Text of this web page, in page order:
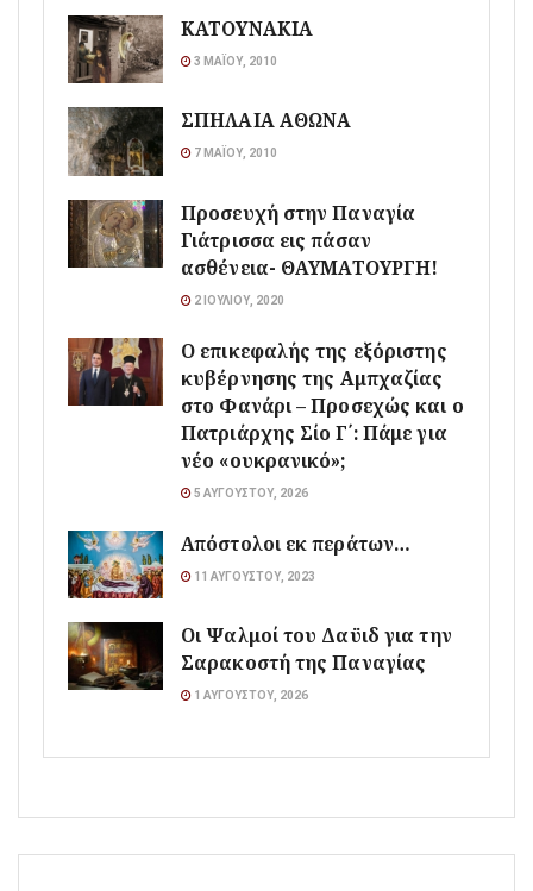
ΚΑΤΟΥΝΑΚΙΑ
3 ΜΑΪ́ΟΥ, 2010
ΣΠΗΛΑΙΑ ΑΘΩΝΑ
7 ΜΑΪ́ΟΥ, 2010
Προσευχή στην Παναγία
Γιάτρισσα εις πάσαν
ασθένεια- ΘΑΥΜΑΤΟΥΡΓΗ!
2 ΙΟΥΛΊΟΥ, 2020
Ο επικεφαλής της εξόριστης
κυβέρνησης της Αμπχαζίας
στο Φανάρι – Προσεχώς και ο
Πατριάρχης Σίο Γ΄: Πάμε για
νέο «ουκρανικό»;
5 ΑΥΓΟΎΣΤΟΥ, 2026
Απόστολοι εκ περάτων…
11 ΑΥΓΟΎΣΤΟΥ, 2023
Οι Ψαλμοί του Δαϋιδ για την
Σαρακοστή της Παναγίας
1 ΑΥΓΟΎΣΤΟΥ, 2026